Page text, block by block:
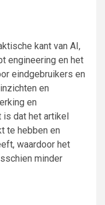
kant van AI,
engineering en het
eindgebruikers en
en
en
is dat het artikel
te hebben en
waardoor het
minder